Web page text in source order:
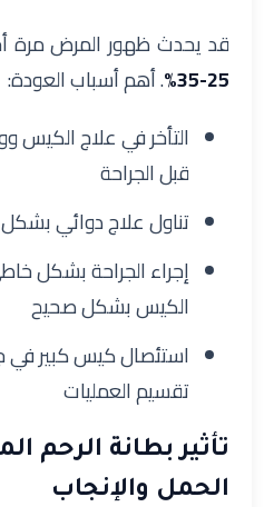
قد يحدث ظهور المرض مرة
25-35%
. أهم أسباب العودة:
قبل الجراحة
تناول علاج دوائي
إجراء الجراحة بشكل
الكيس بشكل صحيح
استئصال كيس كبير في
تقسيم العمليات
تأثير بطانة الرحم
الحمل والإنجاب